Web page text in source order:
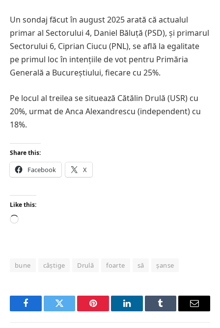
Un sondaj făcut în august 2025 arată că actualul
primar al Sectorului 4, Daniel Băluță (PSD), și primarul
Sectorului 6, Ciprian Ciucu (PNL), se află la egalitate
pe primul loc în intențiile de vot pentru Primăria
Generală a Bucureștiului, fiecare cu 25%.
Pe locul al treilea se situează Cătălin Drulă (USR) cu
20%, urmat de Anca Alexandrescu (independent) cu
18%.
Share this:
Facebook X
Like this:
Loading…
bune câștige Drulă foarte să șanse
FacebookTwitter Pinterest LinkedInTumblr Email